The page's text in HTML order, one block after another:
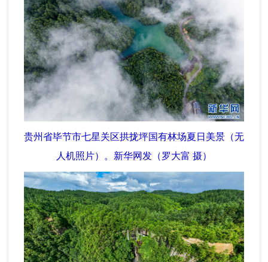
贵州省毕节市七星关区拱拢坪国有林场夏日美景（无
人机照片）。新华网发（罗大富 摄）